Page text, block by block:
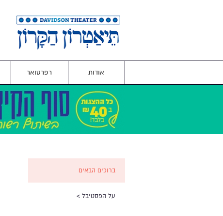
אודות רפרטואר
ברוכים הבאים
על הפסטיבל